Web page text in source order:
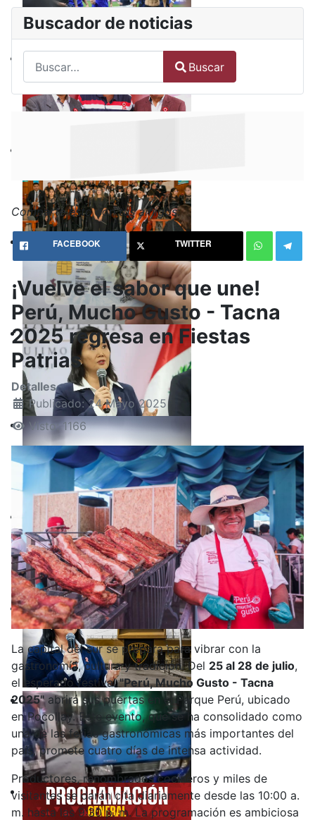
Buscador de noticias
Type 2 or more characters for results.
Buscar
Comparte esto con tus amigos:
FACEBOOK TWITTER
¡Vuelve el sabor que une!
Perú, Mucho Gusto - Tacna
2025 regresa en Fiestas
Patrias
Detalles
Publicado: 24 Mayo 2025
Visto: 1166
La capital del sur se prepara para vibrar con la
gastronomía, cultura y tradición. Del 25 al 28 de julio,
el esperado festival"Perú, Mucho Gusto - Tacna
2025"abrirá sus puertas en el Parque Perú, ubicado
en Pocollay. Este evento, que se ha consolidado como
una de las ferias gastronómicas más importantes del
país, promete cuatro días de intensa actividad.
Productores, renombrados cocineros y miles de
visitantes se darán cita diariamente desde las 10:00 a.
m. hasta las 9:30 p. m. La programación es ambiciosa